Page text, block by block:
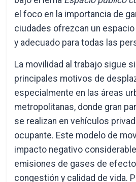
el foco en la importancia de
ciudades ofrezcan un
y adecuado para todas las
La movilidad al trabajo sigue
principales motivos de
especialmente en las áreas
metropolitanas, donde gran
se realizan en vehículos
ocupante. Este modelo de
impacto negativo
emisiones de gases de
congestión y calidad de vida.